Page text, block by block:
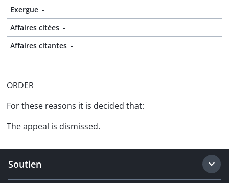
Exergue -
Affaires citées -
Affaires citantes -
ORDER
For these reasons it is decided that:
The appeal is dismissed.
Soutien